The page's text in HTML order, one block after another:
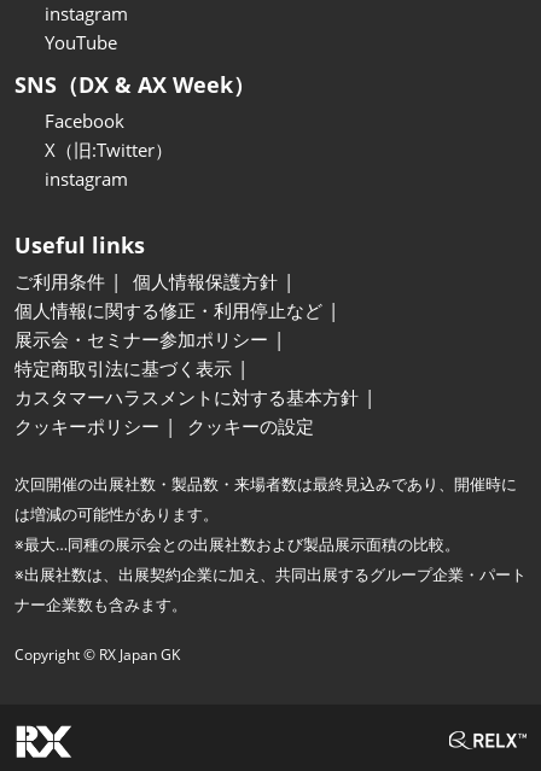
instagram
YouTube
SNS（DX & AX Week）
Facebook
X（旧:Twitter）
instagram
Useful links
ご利用条件
個人情報保護方針
個人情報に関する修正・利用停止など
展示会・セミナー参加ポリシー
特定商取引法に基づく表示
カスタマーハラスメントに対する基本方針
クッキーポリシー
クッキーの設定
次回開催の出展社数・製品数・来場者数は最終見込みであり、開催時に
は増減の可能性があります。
※最大…同種の展示会との出展社数および製品展示面積の比較。
※出展社数は、出展契約企業に加え、共同出展するグループ企業・パート
ナー企業数も含みます。
Copyright © RX Japan GK